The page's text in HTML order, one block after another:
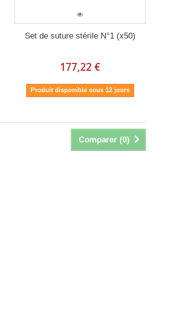
Set de suture stérile N°1 (x50)
177,22 €
Produit disponible sous 12 jours
Comparer (0)